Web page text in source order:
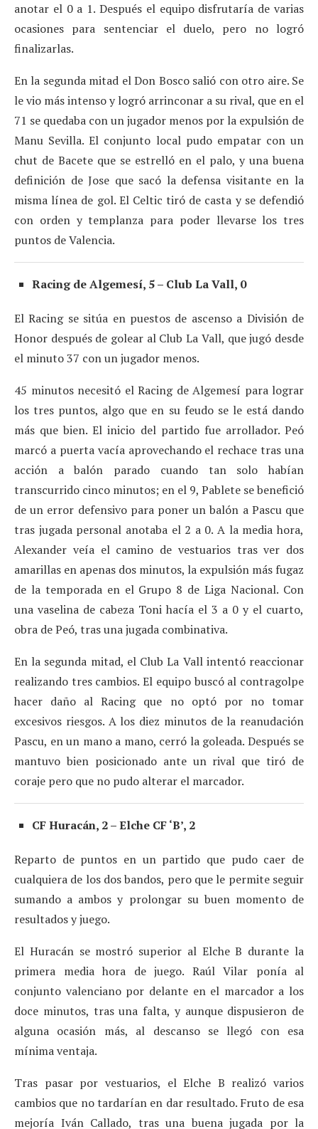
anotar el 0 a 1. Después el equipo disfrutaría de varias
ocasiones para sentenciar el duelo, pero no logró
finalizarlas.
En la segunda mitad el Don Bosco salió con otro aire. Se
le vio más intenso y logró arrinconar a su rival, que en el
71 se quedaba con un jugador menos por la expulsión de
Manu Sevilla. El conjunto local pudo empatar con un
chut de Bacete que se estrelló en el palo, y una buena
definición de Jose que sacó la defensa visitante en la
misma línea de gol. El Celtic tiró de casta y se defendió
con orden y templanza para poder llevarse los tres
puntos de Valencia.
Racing de Algemesí, 5 – Club La Vall, 0
El Racing se sitúa en puestos de ascenso a División de
Honor después de golear al Club La Vall, que jugó desde
el minuto 37 con un jugador menos.
45 minutos necesitó el Racing de Algemesí para lograr
los tres puntos, algo que en su feudo se le está dando
más que bien. El inicio del partido fue arrollador. Peó
marcó a puerta vacía aprovechando el rechace tras una
acción a balón parado cuando tan solo habían
transcurrido cinco minutos; en el 9, Pablete se benefició
de un error defensivo para poner un balón a Pascu que
tras jugada personal anotaba el 2 a 0. A la media hora,
Alexander veía el camino de vestuarios tras ver dos
amarillas en apenas dos minutos, la expulsión más fugaz
de la temporada en el Grupo 8 de Liga Nacional. Con
una vaselina de cabeza Toni hacía el 3 a 0 y el cuarto,
obra de Peó, tras una jugada combinativa.
En la segunda mitad, el Club La Vall intentó reaccionar
realizando tres cambios. El equipo buscó al contragolpe
hacer daño al Racing que no optó por no tomar
excesivos riesgos. A los diez minutos de la reanudación
Pascu, en un mano a mano, cerró la goleada. Después se
mantuvo bien posicionado ante un rival que tiró de
coraje pero que no pudo alterar el marcador.
CF Huracán, 2 – Elche CF ‘B’, 2
Reparto de puntos en un partido que pudo caer de
cualquiera de los dos bandos, pero que le permite seguir
sumando a ambos y prolongar su buen momento de
resultados y juego.
El Huracán se mostró superior al Elche B durante la
primera media hora de juego. Raúl Vilar ponía al
conjunto valenciano por delante en el marcador a los
doce minutos, tras una falta, y aunque dispusieron de
alguna ocasión más, al descanso se llegó con esa
mínima ventaja.
Tras pasar por vestuarios, el Elche B realizó varios
cambios que no tardarían en dar resultado. Fruto de esa
mejoría Iván Callado, tras una buena jugada por la